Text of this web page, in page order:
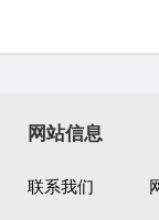
网站信息
联系我们